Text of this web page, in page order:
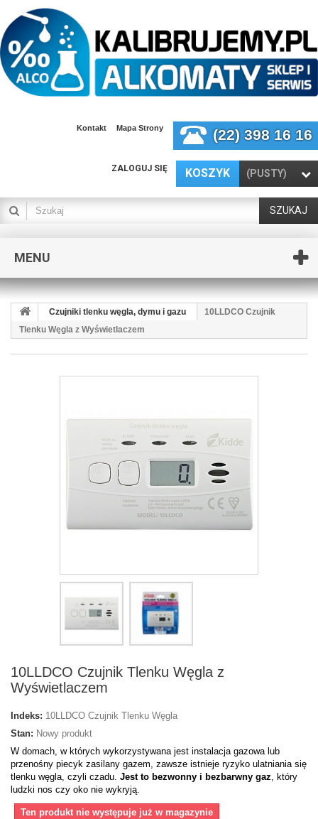
Kontakt Mapa Strony (22) 398 16 16
KOSZYK (PUSTY)
ZALOGUJ SIĘ
SZUKAJ
MENU
Czujniki tlenku węgla, dymu i gazu
10LLDCO Czujnik
Tlenku Węgla z Wyświetlaczem
10LLDCO Czujnik Tlenku Węgla z
Wyświetlaczem
Indeks: 10LLDCO Czujnik Tlenku Węgla
Stan: Nowy produkt
W domach, w których wykorzystywana jest instalacja gazowa lub
przenośny piecyk zasilany gazem, zawsze istnieje ryzyko ulatniania się
tlenku węgla, czyli czadu. Jest to bezwonny i bezbarwny gaz, który
ludzki nos czy oko nie wykryją.
Ten produkt nie występuje już w magazynie